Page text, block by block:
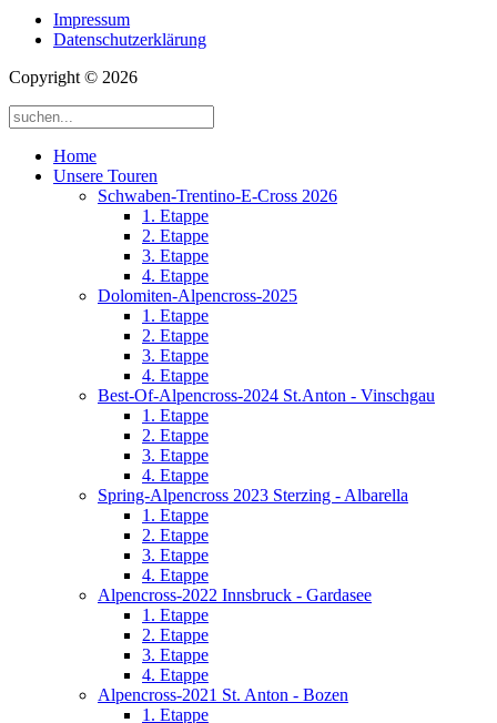
Impressum
Datenschutzerklärung
Copyright © 2026
Home
Unsere Touren
Schwaben-Trentino-E-Cross 2026
1. Etappe
2. Etappe
3. Etappe
4. Etappe
Dolomiten-Alpencross-2025
1. Etappe
2. Etappe
3. Etappe
4. Etappe
Best-Of-Alpencross-2024 St.Anton - Vinschgau
1. Etappe
2. Etappe
3. Etappe
4. Etappe
Spring-Alpencross 2023 Sterzing - Albarella
1. Etappe
2. Etappe
3. Etappe
4. Etappe
Alpencross-2022 Innsbruck - Gardasee
1. Etappe
2. Etappe
3. Etappe
4. Etappe
Alpencross-2021 St. Anton - Bozen
1. Etappe